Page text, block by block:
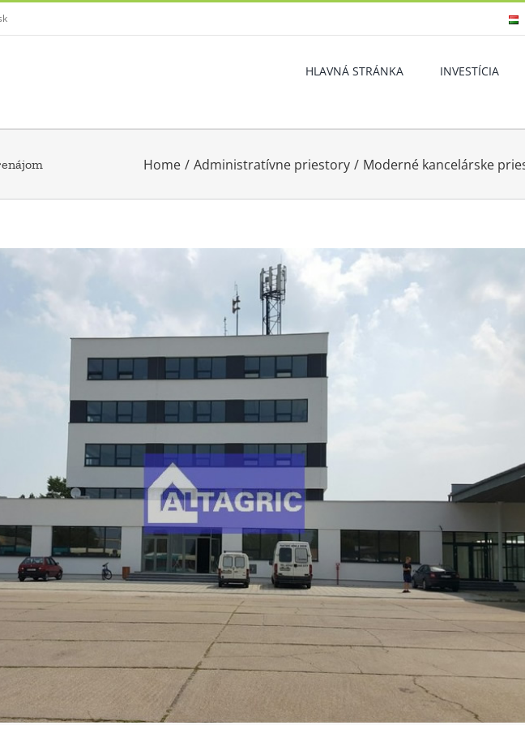
HLAVNÁ STRÁNKA INVESTÍCIA
Home / Administratívne priestory / Moderné kancelárske